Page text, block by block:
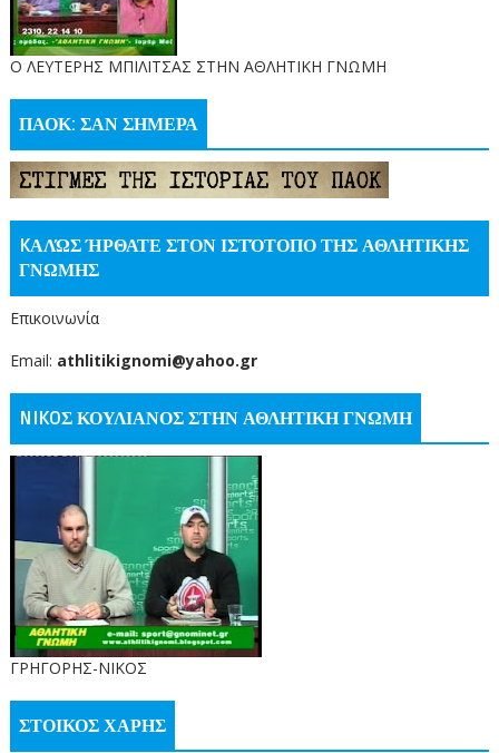
O ΛΕΥΤΕΡΗΣ ΜΠΙΛΙΤΣΑΣ ΣΤΗΝ ΑΘΛΗΤΙΚΗ ΓΝΩΜΗ
ΠΑΟΚ: ΣΑΝ ΣΗΜΕΡΑ
KΑΛΏΣ ΉΡΘΑΤΕ ΣΤΟΝ ΙΣΤΌΤΟΠΟ ΤΗΣ ΑΘΛΗΤΙΚΗΣ
ΓΝΩΜΗΣ
Επικοινωνία
Email: athlitikignomi@yahoo.gr
NIKOΣ ΚΟΥΛΙΑΝΟΣ ΣΤΗΝ ΑΘΛΗΤΙΚΗ ΓΝΩΜΗ
ΓΡΗΓΟΡΗΣ-ΝΙΚΟΣ
ΣΤΟΙΚΟΣ ΧΑΡΗΣ